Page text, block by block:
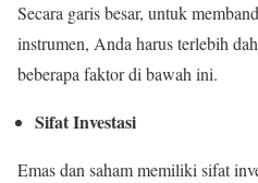
Secara garis besar, untuk
instrumen, Anda harus terlebih
beberapa faktor di bawah ini.
Sifat Investasi
Emas dan saham memiliki sifat